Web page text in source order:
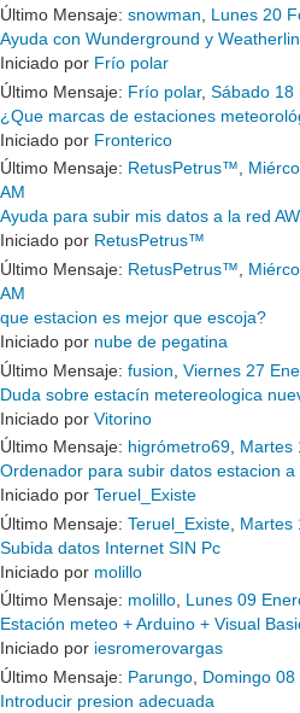
Último Mensaje: snowman
Lunes 20
Ayuda con Wunderground y
Iniciado por Frío polar
Último Mensaje: Frío polar, Sábado 18
¿Que marcas de estaciones
Iniciado por Fronterico
Último Mensaje: RetusPetrus™,
AM
Ayuda para subir mis datos a la red
Iniciado por RetusPetrus™
Último Mensaje: RetusPetrus™
AM
que estacion es mejor que escoja?
Iniciado por nube de pegatina
Último Mensaje: fusion Viernes 27
Duda sobre estacín metereologica
Iniciado por Vitorino
Último Mensaje: higrómetro69 Martes
Ordenador para subir datos estacion a
Iniciado por Teruel_Existe
Último Mensaje: Teruel_Existe Martes
Subida datos Internet SIN Pc
Iniciado por molillo
Último Mensaje: molillo, Lunes 09
Estación meteo + Arduino + Visual
Iniciado por iesromerovargas
Último Mensaje: Parungo Domingo
Introducir presion adecuada